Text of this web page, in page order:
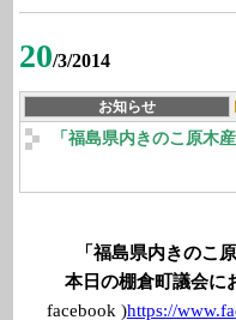
20/3/2014
お知らせ
「福島県内きのこ原木
「福島県内きのこ
本日の棚倉町議会に
facebook )https://www.fa